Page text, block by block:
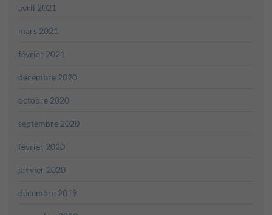
avril 2021
mars 2021
février 2021
décembre 2020
octobre 2020
septembre 2020
février 2020
janvier 2020
décembre 2019